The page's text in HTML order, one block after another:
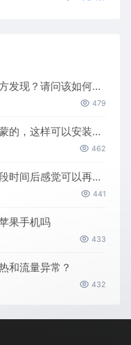
请问该如何安装使用
479
可以安装远程监控吗？
462
以再升级成为终身永久的
441
果手机吗
433
和流量异常？
432